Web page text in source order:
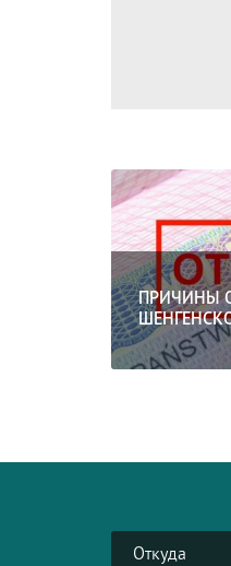
ПРИЧИНЫ
Откуда